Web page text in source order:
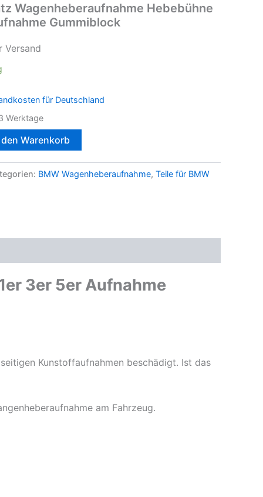
Wagenheberaufnahme Hebebühne
Gummiblock
Versand
für Deutschland
Werktage
den Warenkorb
BMW Wagenheberaufnahme, Teile für BMW
3er 5er Aufnahme
Kunstoffaufnahmen beschädigt. Ist das
am Fahrzeug.